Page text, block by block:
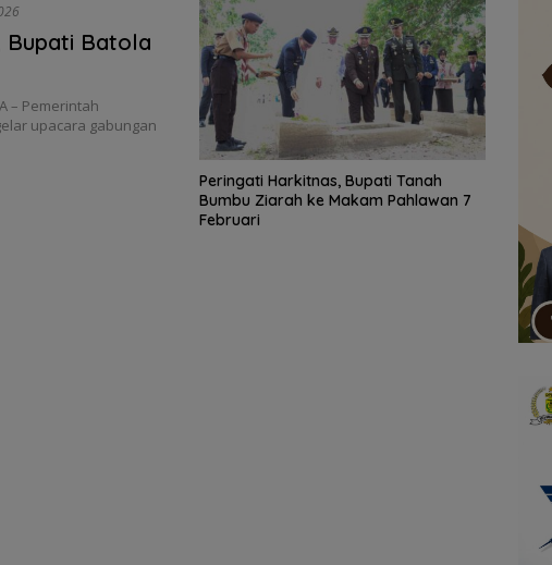
Bupati Batola
– Pemerintah
upacara gabungan
Peringati Harkitnas, Bupati Tanah
Bumbu Ziarah ke Makam Pahlawan 7
Februari